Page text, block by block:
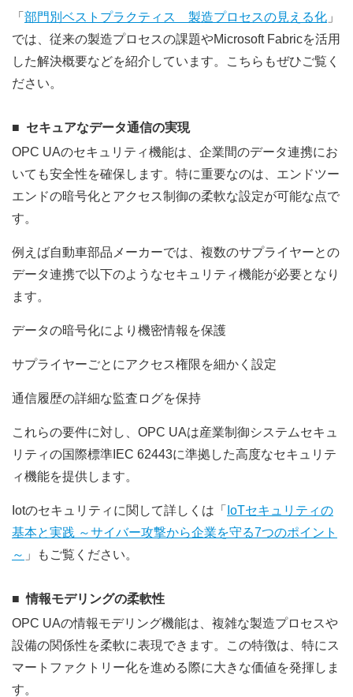
「 部門別ベストプラクティス 製造プロセスの見える化 」
では、従来の製造プロセスの課題やMicrosoft Fabricを活用
した解決概要などを紹介しています。こちらもぜひご覧く
ださい。
セキュアなデータ通信の実現
OPC UAのセキュリティ機能は、企業間のデータ連携にお
いても安全性を確保します。特に重要なのは、エンドツー
エンドの暗号化とアクセス制御の柔軟な設定が可能な点で
す。
例えば自動車部品メーカーでは、複数のサプライヤーとの
データ連携で以下のようなセキュリティ機能が必要となり
ます。
データの暗号化により機密情報を保護
サプライヤーごとにアクセス権限を細かく設定
通信履歴の詳細な監査ログを保持
これらの要件に対し、OPC UAは産業制御システムセキュ
リティの国際標準IEC 62443に準拠した高度なセキュリテ
ィ機能を提供します。
Iotのセキュリティに関して詳しくは「 IoTセキュリティの
基本と実践 ～サイバー攻撃から企業を守る7つのポイント
～ 」もご覧ください。
情報モデリングの柔軟性
OPC UAの情報モデリング機能は、複雑な製造プロセスや
設備の関係性を柔軟に表現できます。この特徴は、特にス
マートファクトリー化を進める際に大きな価値を発揮しま
す。